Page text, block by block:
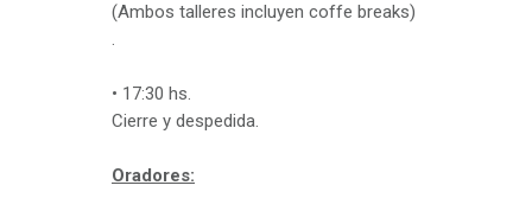
(Ambos talleres incluyen coffe breaks)
.
• 17:30 hs.
Cierre y despedida.
Oradores: